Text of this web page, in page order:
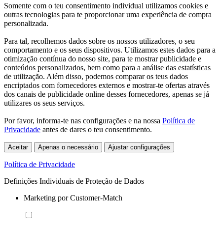
Somente com o teu consentimento individual utilizamos cookies e
outras tecnologias para te proporcionar uma experiência de compra
personalizada.
Para tal, recolhemos dados sobre os nossos utilizadores, o seu
comportamento e os seus dispositivos. Utilizamos estes dados para a
otimização contínua do nosso site, para te mostrar publicidade e
conteúdos personalizados, bem como para a análise das estatísticas
de utilização. Além disso, podemos comparar os teus dados
encriptados com fornecedores externos e mostrar-te ofertas através
dos canais de publicidade online desses fornecedores, apenas se já
utilizares os seus serviços.
Por favor, informa-te nas configurações e na nossa Política de
Privacidade antes de dares o teu consentimento.
Aceitar Apenas o necessário Ajustar configurações
Política de Privacidade
Definições Individuais de Proteção de Dados
Marketing por Customer-Match